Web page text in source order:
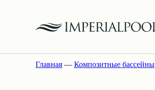
Главная — Композитные бассейны